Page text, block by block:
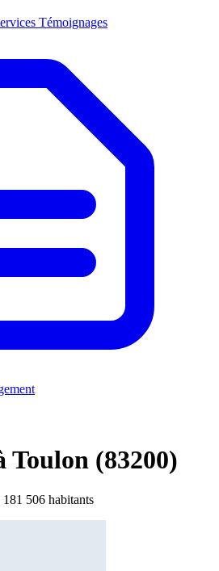
Témoignages
Toulon (83200)
181 506 habitants